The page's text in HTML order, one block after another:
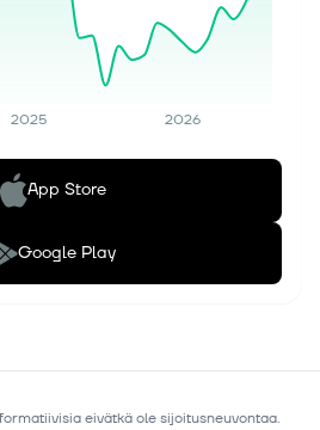
2025 2026
App Store
Google Play
eivätkä ole sijoitusneuvontaa.